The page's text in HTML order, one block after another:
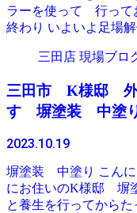
ラーを使って 行っ
終わり いよいよ足場
三田店 現場ブロ
三田市 K様邸 外
す 塀塗装 中塗
2023.10.19
塀塗装 中塗り こん
にお住いのK様邸 塀
と養生を行ってから